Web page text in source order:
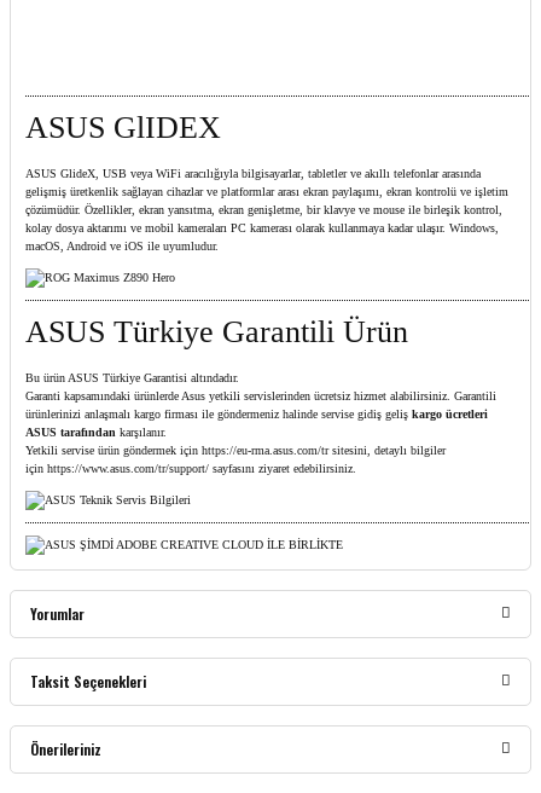
ASUS GlIDEX
ASUS GlideX, USB veya WiFi aracılığıyla bilgisayarlar, tabletler ve akıllı telefonlar arasında
gelişmiş üretkenlik sağlayan cihazlar ve platformlar arası ekran paylaşımı, ekran kontrolü ve işletim
çözümüdür. Özellikler, ekran yansıtma, ekran genişletme, bir klavye ve mouse ile birleşik kontrol,
kolay dosya aktarımı ve mobil kameraları PC kamerası olarak kullanmaya kadar ulaşır. Windows,
macOS, Android ve iOS ile uyumludur.
ASUS Türkiye Garantili Ürün
Bu ürün ASUS Türkiye Garantisi altındadır.
Garanti kapsamındaki ürünlerde Asus yetkili servislerinden ücretsiz hizmet alabilirsiniz. Garantili
ürünlerinizi anlaşmalı kargo firması ile göndermeniz halinde servise gidiş geliş kargo ücretleri
ASUS tarafından karşılanır.
Yetkili servise ürün göndermek için https://eu-rma.asus.com/trsitesini, detaylı bilgiler
için https://www.asus.com/tr/support/ sayfasını ziyaret edebilirsiniz.
Yorumlar
Bu ürüne ilk yorumu siz yapın!
Taksit Seçenekleri
Önerileriniz